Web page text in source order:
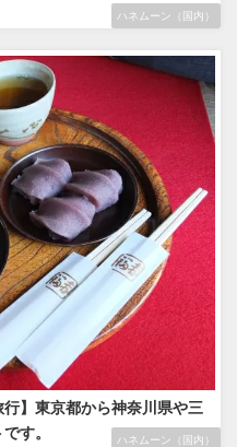
ハネムーン（国内）
ハネムーン（国内）
行】東京都から神奈川県や三
す。